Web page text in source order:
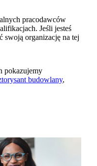
pracodawców
Jeśli jesteś
swoją organizację na tej
pokazujemy
budowlany,